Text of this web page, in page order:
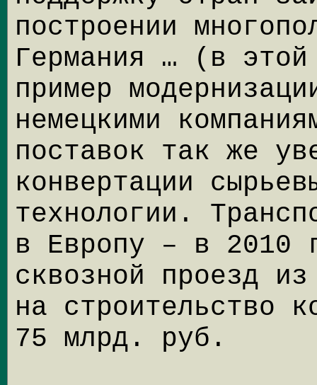
построении
Германия … (в этой
пример
немецкими
поставок так же
конвертации
технологии.
в Европу – в 2010
сквозной проезд
на строительство
75 млрд. руб.